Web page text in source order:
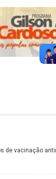
de vacinação